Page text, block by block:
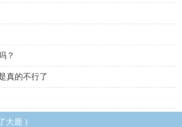
？
真的不行了
大鹿 )